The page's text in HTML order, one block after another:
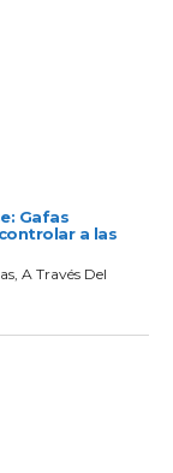
Gafas
a las
A Través Del